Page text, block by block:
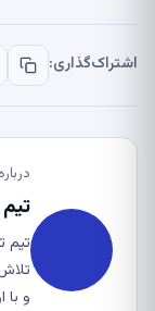
اشتراک‌گذاری:
تیم
و با